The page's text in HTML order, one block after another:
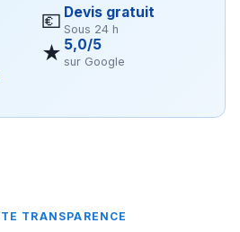
💶 Devis gratuit
Sous 24 h
★ 5,0/5
sur Google
TRANSPARENCE